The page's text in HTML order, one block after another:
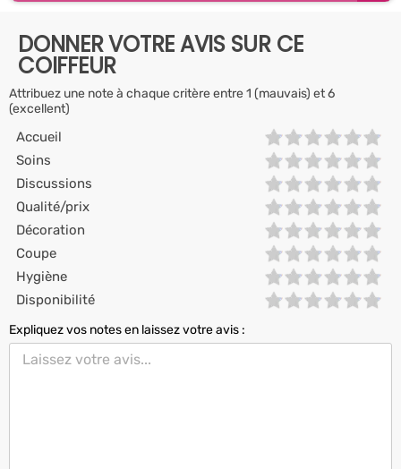
DONNER VOTRE AVIS SUR CE
COIFFEUR
Attribuez une note à chaque critère entre 1 (mauvais) et 6
(excellent)
Accueil
Soins
Discussions
Qualité/prix
Décoration
Coupe
Hygiène
Disponibilité
Expliquez vos notes en laissez votre avis :